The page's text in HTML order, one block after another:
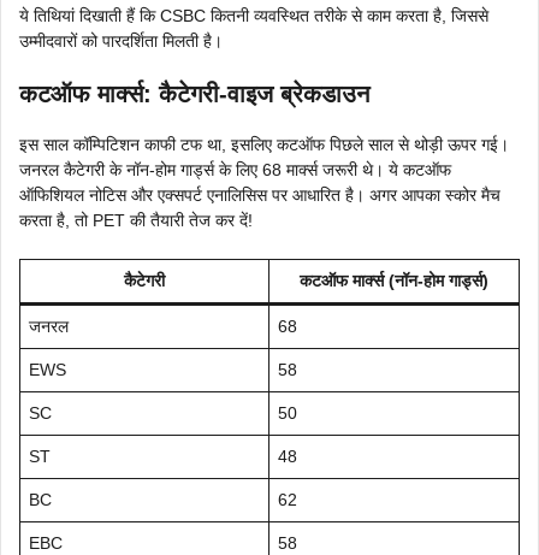
ये तिथियां दिखाती हैं कि CSBC कितनी व्यवस्थित तरीके से काम करता है, जिससे
उम्मीदवारों को पारदर्शिता मिलती है।
कटऑफ मार्क्स: कैटेगरी-वाइज ब्रेकडाउन
इस साल कॉम्पिटिशन काफी टफ था, इसलिए कटऑफ पिछले साल से थोड़ी ऊपर गई।
जनरल कैटेगरी के नॉन-होम गार्ड्स के लिए 68 मार्क्स जरूरी थे। ये कटऑफ
ऑफिशियल नोटिस और एक्सपर्ट एनालिसिस पर आधारित है। अगर आपका स्कोर मैच
करता है, तो PET की तैयारी तेज कर दें!
कैटेगरी कटऑफ मार्क्स (नॉन-होम गार्ड्स)
जनरल 68
EWS 58
SC 50
ST 48
BC 62
EBC 58